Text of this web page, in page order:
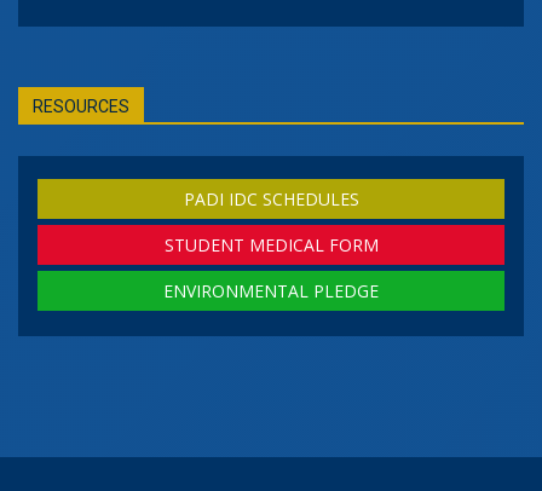
RESOURCES
PADI IDC SCHEDULES
STUDENT MEDICAL FORM
ENVIRONMENTAL PLEDGE